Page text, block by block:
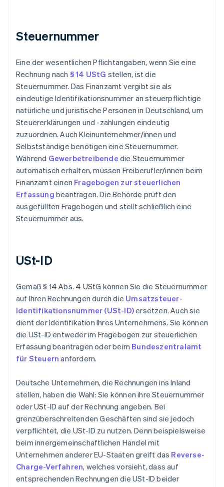
Steuernummer
Eine der wesentlichen Pflichtangaben, wenn Sie eine
Rechnung nach § 14 UStG stellen, ist die
Steuernummer. Das Finanzamt vergibt sie als
eindeutige Identifikationsnummer an steuerpflichtige
natürliche und juristische Personen in Deutschland, um
Steuererklärungen und -zahlungen eindeutig
zuzuordnen. Auch Kleinunternehmer/innen und
Selbstständige benötigen eine Steuernummer.
Während Gewerbetreibende die Steuernummer
automatisch erhalten, müssen Freiberufler/innen beim
Finanzamt einen Fragebogen zur steuerlichen
Erfassung beantragen. Die Behörde prüft den
ausgefüllten Fragebogen und stellt schließlich eine
Steuernummer aus.
USt-ID
Gemäß § 14 Abs. 4 UStG können Sie die Steuernummer
auf Ihren Rechnungen durch die Umsatzsteuer-
Identifikationsnummer (USt-ID)ersetzen. Auch sie
dient der Identifikation Ihres Unternehmens. Sie können
die USt-ID entweder im Fragebogen zur steuerlichen
Erfassung beantragen oder beim Bundeszentralamt
für Steuern anfordern.
Deutsche Unternehmen, die Rechnungen ins Inland
stellen, haben die Wahl: Sie können ihre Steuernummer
oder USt-ID auf der Rechnung angeben. Bei
grenzüberschreitenden Geschäften sind sie jedoch
verpflichtet, die USt-ID zu nutzen. Denn beispielsweise
beim innergemeinschaftlichen Handel mit
Unternehmen anderer EU-Staaten greift das Reverse-
Charge-Verfahren, welches vorsieht, dass auf
entsprechenden Rechnungen die USt-ID beider